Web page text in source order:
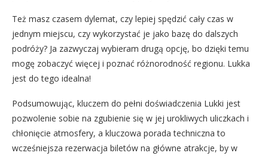
Też masz czasem dylemat, czy lepiej spędzić cały czas w
jednym miejscu, czy wykorzystać je jako bazę do dalszych
podróży? Ja zazwyczaj wybieram drugą opcję, bo dzięki temu
mogę zobaczyć więcej i poznać różnorodność regionu. Lukka
jest do tego idealna!
Podsumowując, kluczem do pełni doświadczenia Lukki jest
pozwolenie sobie na zgubienie się w jej urokliwych uliczkach i
chłonięcie atmosfery, a kluczowa porada techniczna to
wcześniejsza rezerwacja biletów na główne atrakcje, by w